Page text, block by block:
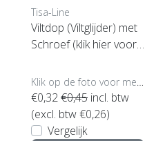
Tisa-Line
Viltdop (Viltglijder) met
Schroef (klik hier voor
€0,32€0,45 incl. btw
(excl. btw €0,26)
Vergelijk